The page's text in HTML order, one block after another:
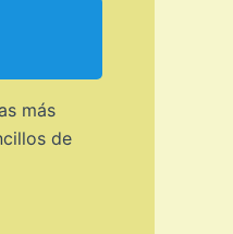
más
de